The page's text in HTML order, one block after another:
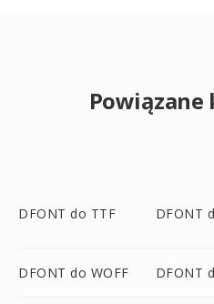
DFONT do TTF DFONT
DFONT do WOFF DFONT